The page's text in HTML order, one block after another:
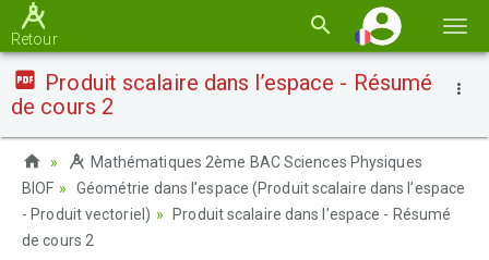
la
Retour
Produit scalaire dans l’espace - Résumé
de cours 2
Mathématiques 2ème BAC Sciences Physiques
BIOF
Géométrie dans l’espace (Produit scalaire dans l’espace
- Produit vectoriel)
Produit scalaire dans l’espace - Résumé
de cours 2